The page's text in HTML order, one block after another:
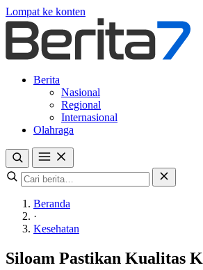
Lompat ke konten
Berita
Nasional
Regional
Internasional
Olahraga
Beranda
·
Kesehatan
Siloam Pastikan Kualitas